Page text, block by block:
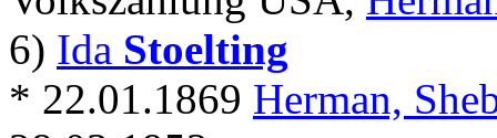
6) Ida Stoelting
* 22.01.1869 Herman,